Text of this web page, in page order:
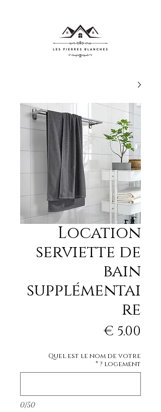
Location
serviette de
bain
supplémentai
re
السعر
Quel est le nom de votre
logement ?
*
0/50